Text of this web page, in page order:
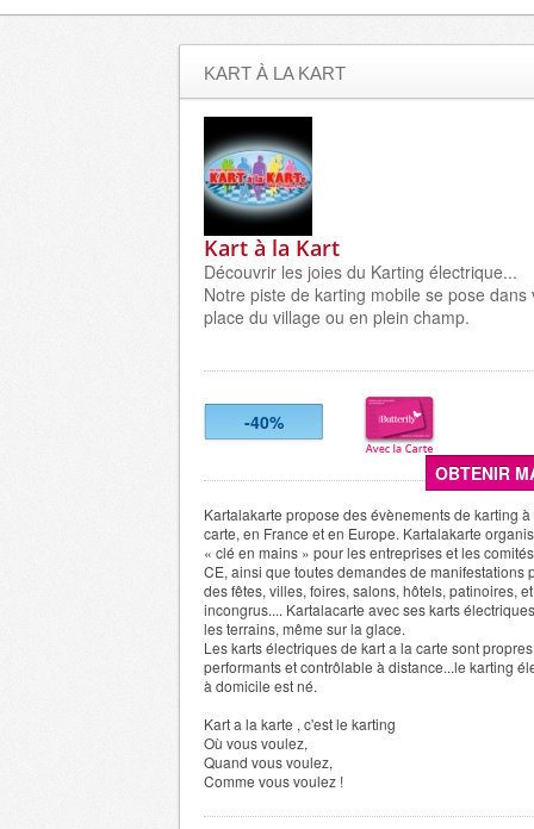
KART À LA KART
Kart à la Kart
Découvrir les joies du Karting électrique...
Notre piste de karting mobile se pose
place du village ou en plein champ.
-40%
OBTENIR
Kartalakarte propose des évènements de karting
carte, en France et en Europe. Kartalakarte
« clé en mains » pour les entreprises et les
CE, ainsi que toutes demandes de manifestations
des fêtes, villes, foires, salons, hôtels, patinoires,
incongrus.... Kartalacarte avec ses karts
les terrains, même sur la glace.
Les karts électriques de kart a la carte sont
performants et contrôlable à distance...le karting
à domicile est né.
Kart a la karte , c'est le karting
Où vous voulez,
Quand vous voulez,
Comme vous voulez !